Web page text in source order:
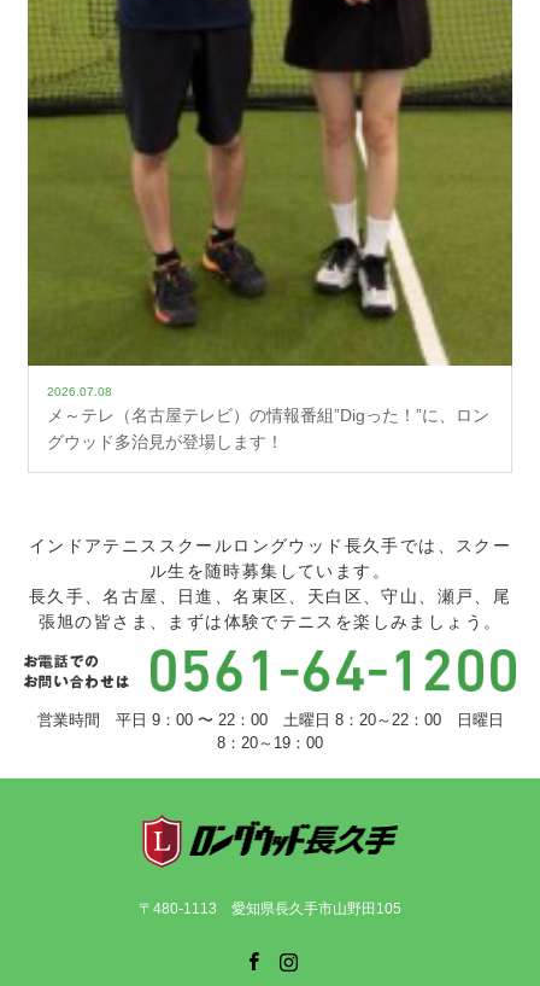
2026.07.08
メ～テレ（名古屋テレビ）の情報番組”Digった！”に、ロン
グウッド多治見が登場します！
インドアテニススクールロングウッド長久手では、スクー
ル生を随時募集しています。
長久手、名古屋、日進、名東区、天白区、守山、瀬戸、尾
張旭の皆さま、まずは体験でテニスを楽しみましょう。
営業時間 平日 9：00 〜 22：00 土曜日 8：20～22：00 日曜日
8：20～19：00
〒480-1113 愛知県長久手市山野田105